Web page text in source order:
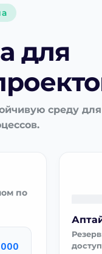
для
среду для
по